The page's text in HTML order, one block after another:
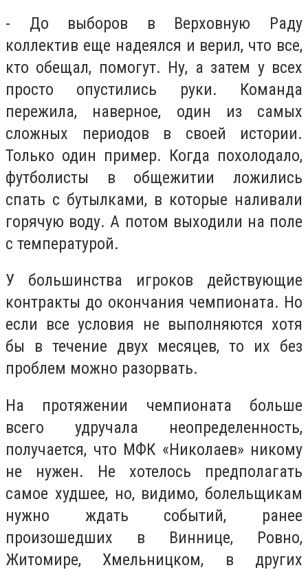
- До выборов в Верховную Раду
коллектив еще надеялся и верил, что все,
кто обещал, помогут. Ну, а затем у всех
просто опустились руки. Команда
пережила, наверное, один из самых
сложных периодов в своей истории.
Только один пример. Когда похолодало,
футболисты в общежитии ложились
спать с бутылками, в которые наливали
горячую воду. А потом выходили на поле
с температурой.
У большинства игроков действующие
контракты до окончания чемпионата. Но
если все условия не выполняются хотя
бы в течение двух месяцев, то их без
проблем можно разорвать.
На протяжении чемпионата больше
всего удручала неопределенность,
получается, что МФК «Николаев» никому
не нужен. Не хотелось предполагать
самое худшее, но, видимо, болельщикам
нужно ждать событий, ранее
произошедших в Виннице, Ровно,
Житомире, Хмельницком, в других